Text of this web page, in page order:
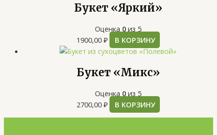
Букет «Яркий»
Оценка 0 из 5
1900,00 ₽ В КОРЗИНУ
Букет «Микс»
Оценка 0 из 5
2700,00 ₽ В КОРЗИНУ